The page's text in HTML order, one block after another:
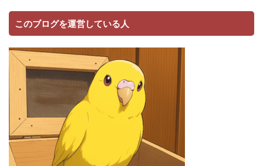
このブログを運営している人